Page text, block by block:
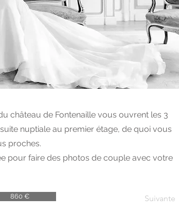
château de Fontenaille vous ouvrent les 3
nuptiale au premier étage, de quoi vous
proches.
pour faire des photos de couple avec votre
860 € Suivante